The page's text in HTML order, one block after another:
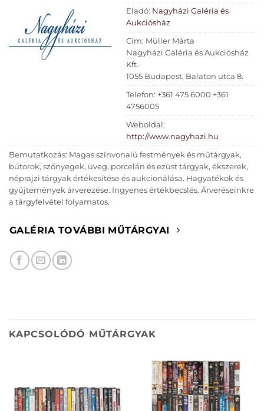
Eladó: Nagyházi Galéria és
Aukciósház
Cím: Müller Márta
Nagyházi Galéria és Aukciósház
Kft.
1055 Budapest, Balaton utca 8.
Telefon: +361 475 6000 +361
4756005
Weboldal:
http://www.nagyhazi.hu
Bemutatkozás: Magas színvonalú festmények és műtárgyak,
bútorok, szőnyegek, üveg, porcelán és ezüst tárgyak, ékszerek,
néprajzi tárgyak értékesítése és aukcionálása. Hagyatékok és
gyűjtemények árverezése. Ingyenes értékbecslés. Árveréseinkre
a tárgyfelvétel folyamatos.
GALÉRIA TOVÁBBI MŰTÁRGYAI
KAPCSOLÓDÓ MŰTÁRGYAK